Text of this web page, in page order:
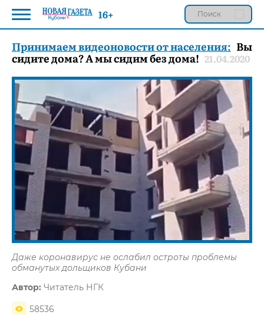
Принимаем видеоновости от населения: Вы
сидите дома? А мы сидим без дома! 21.04.2020
Даже коронавирус не ослабил остроты проблемы
обманутых дольщиков Кубани
Автор: Читатель НГК
58536
16+